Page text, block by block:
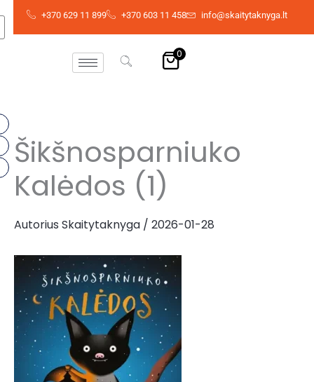
Pereiti
+370 629 11 899 +370 603 11 458 info@skaitytaknyga.lt
0
Šikšnosparniuko
Kalėdos (1)
Autorius Skaitytaknyga / 2026-01-28